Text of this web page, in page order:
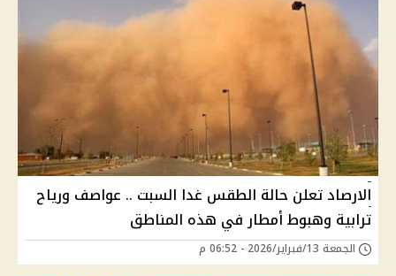
الارصاد تعلن حالة الطقس غدا السبت .. عواصف ورياح
ترابية وهبوط أمطار في هذه المناطق
الجمعة 13/فبراير/2026 - 06:52 م